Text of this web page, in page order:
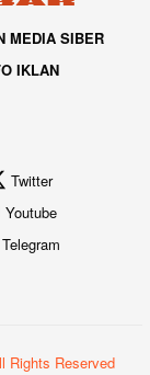
MEDIA SIBER
IKLAN
Twitter
Youtube
Telegram
Rights Reserved